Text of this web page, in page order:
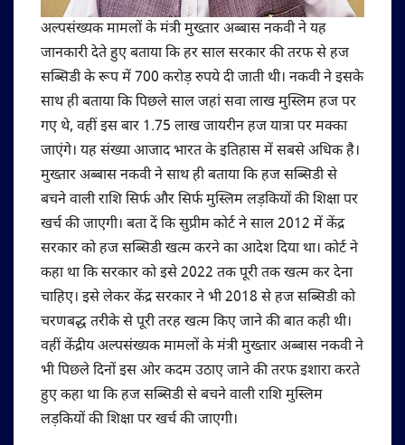
अल्पसंख्यक मामलों के मंत्री मुख्तार अब्बास नकवी ने यह
जानकारी देते हुए बताया कि हर साल सरकार की तरफ से हज
सब्सिडी के रूप में 700 करोड़ रुपये दी जाती थी। नकवी ने इसके
साथ ही बताया कि पिछले साल जहां सवा लाख मुस्लिम हज पर
गए थे, वहीं इस बार 1.75 लाख जायरीन हज यात्रा पर मक्का
जाएंगे। यह संख्या आजाद भारत के इतिहास में सबसे अधिक है।
मुख्तार अब्बास नकवी ने साथ ही बताया कि हज सब्सिडी से
बचने वाली राशि सिर्फ और सिर्फ मुस्लिम लड़कियों की शिक्षा पर
खर्च की जाएगी। बता दें कि सुप्रीम कोर्ट ने साल 2012 में केंद्र
सरकार को हज सब्सिडी खत्म करने का आदेश दिया था। कोर्ट ने
कहा था कि सरकार को इसे 2022 तक पूरी तक खत्म कर देना
चाहिए। इसे लेकर केंद्र सरकार ने भी 2018 से हज सब्सिडी को
चरणबद्ध तरीके से पूरी तरह खत्म किए जाने की बात कही थी।
वहीं केंद्रीय अल्पसंख्यक मामलों के मंत्री मुख्तार अब्बास नकवी ने
भी पिछले दिनों इस ओर कदम उठाए जाने की तरफ इशारा करते
हुए कहा था कि हज सब्सिडी से बचने वाली राशि मुस्लिम
लड़कियों की शिक्षा पर खर्च की जाएगी।